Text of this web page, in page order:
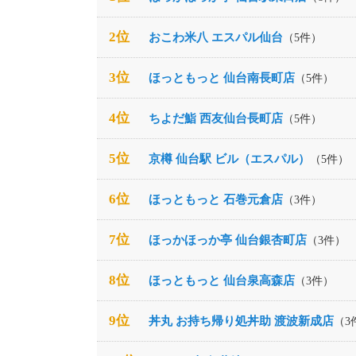
2位 おこわ米八 エスパル仙台 （5件）
3位 ほっともっと 仙台南長町店 （5件）
4位 ちよだ鮨 西友仙台長町店 （5件）
5位 京樽 仙台駅 ビル（エスパル） （5件）
6位 ほっともっと 石巻元倉店 （3件）
7位 ほっかほっか亭 仙台銀杏町店 （3件）
8位 ほっともっと 仙台泉高森店 （3件）
9位 丼丸 お持ち帰り処丼助 渡波新成店 （